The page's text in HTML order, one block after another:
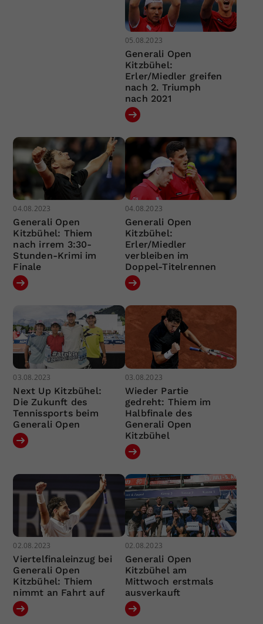
05.08.2023
Generali Open
Kitzbühel:
Erler/Miedler greifen
nach 2. Triumph
nach 2021
04.08.2023
Generali Open
Kitzbühel: Thiem
nach irrem 3:30-
Stunden-Krimi im
Finale
04.08.2023
Generali Open
Kitzbühel:
Erler/Miedler
verbleiben im
Doppel-Titelrennen
03.08.2023
Next Up Kitzbühel:
Die Zukunft des
Tennissports beim
Generali Open
03.08.2023
Wieder Partie
gedreht: Thiem im
Halbfinale des
Generali Open
Kitzbühel
02.08.2023
Viertelfinaleinzug bei
Generali Open
Kitzbühel: Thiem
nimmt an Fahrt auf
02.08.2023
Generali Open
Kitzbühel am
Mittwoch erstmals
ausverkauft